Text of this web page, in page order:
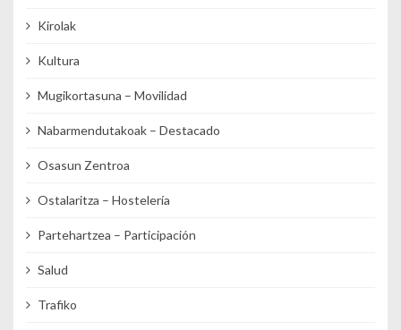
Kirolak
Kultura
Mugikortasuna – Movilidad
Nabarmendutakoak – Destacado
Osasun Zentroa
Ostalaritza – Hostelería
Partehartzea – Participación
Salud
Trafiko